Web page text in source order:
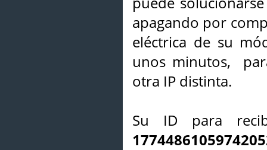
apagando por
eléctrica de su
unos minutos,
otra IP distinta.
Su ID para